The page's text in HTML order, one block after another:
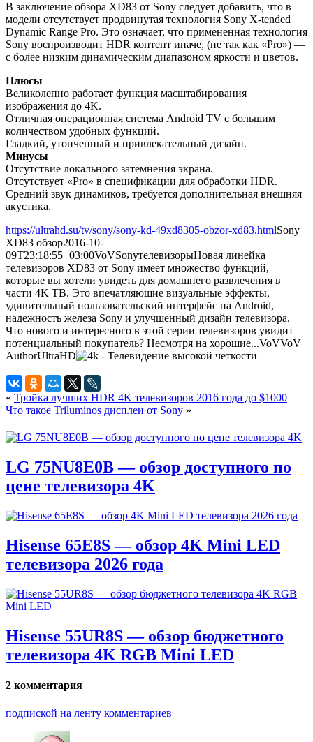
В заключение обзора XD83 от Sony следует добавить, что в
модели отсутствует продвинутая технология Sony X-tended
Dynamic Range Pro. Это означает, что примененная технология
Sony воспроизводит HDR контент иначе, (не так как «Pro») —
с более низким динамическим диапазоном яркости и цветов.
Плюсы
Великолепно работает функция масштабирования
изображения до 4K.
Отличная операционная система Android TV с большим
количеством удобных функций.
Гладкий, утонченный и привлекательный дизайн.
Минусы
Отсутствие локального затемнения экрана.
Отсутствует «Pro» в спецификации для обработки HDR.
Средний звук динамиков, требуется дополнительная внешняя
акустика.
https://ultrahd.su/tv/sony/sony-kd-49xd8305-obzor-xd83.htmlSony
XD83 обзор2016-10-
09T23:18:55+03:00VoVSonyтелевизорыНовая линейка
телевизоров XD83 от Sony имеет множество функций,
которые вы хотели увидеть для домашнего развлечения в
части 4K ТВ. Это впечатляющие визуальные эффекты,
удивительный пользовательский интерфейс на Android,
надежность железа Sony и улучшенный дизайн телевизора.
Что нового и интересного в этой серии телевизоров увидит
потенциальный покупатель? Несмотря на хорошие...VoVVoV
AuthorUltraHD
« Тройка лучших HDR 4K телевизоров 2016 года до $1000
Что такое Triluminos дисплеи от Sony »
LG 75NU8E0B — обзор доступного по
цене телевизора 4K
Hisense 65E8S — обзор 4K Mini LED
телевизора 2026 года
Hisense 55UR8S — обзор бюджетного
телевизора 4K RGB Mini LED
2 комментария
подпиской на ленту комментариев